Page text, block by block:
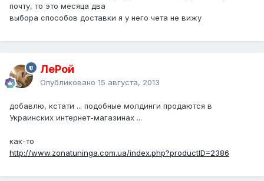
почту, то это месяца два
выбора способов доставки я у него чета не вижу
ЛеРой
Опубликовано 15 августа, 2013
добавлю, кстати ... подобные молдинги продаются в
Украинских интернет-магазинах ...
как-то
http://www.zonatuninga.com.ua/index.php?productID=2386